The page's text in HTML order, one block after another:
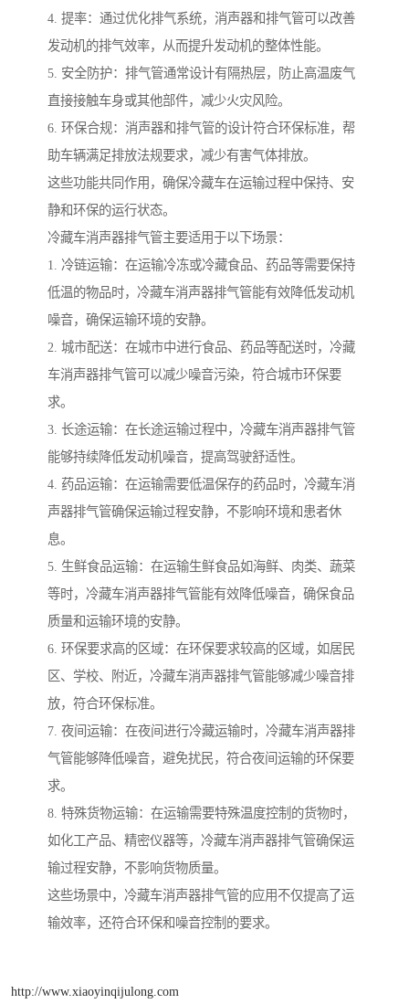
4. 提率：通过优化排气系统，消声器和排气管可以改善
发动机的排气效率，从而提升发动机的整体性能。
5. 安全防护：排气管通常设计有隔热层，防止高温废气
直接接触车身或其他部件，减少火灾风险。
6. 环保合规：消声器和排气管的设计符合环保标准，帮
助车辆满足排放法规要求，减少有害气体排放。
这些功能共同作用，确保冷藏车在运输过程中保持、安
静和环保的运行状态。
冷藏车消声器排气管主要适用于以下场景：
1. 冷链运输：在运输冷冻或冷藏食品、药品等需要保持
低温的物品时，冷藏车消声器排气管能有效降低发动机
噪音，确保运输环境的安静。
2. 城市配送：在城市中进行食品、药品等配送时，冷藏
车消声器排气管可以减少噪音污染，符合城市环保要
求。
3. 长途运输：在长途运输过程中，冷藏车消声器排气管
能够持续降低发动机噪音，提高驾驶舒适性。
4. 药品运输：在运输需要低温保存的药品时，冷藏车消
声器排气管确保运输过程安静，不影响环境和患者休
息。
5. 生鲜食品运输：在运输生鲜食品如海鲜、肉类、蔬菜
等时，冷藏车消声器排气管能有效降低噪音，确保食品
质量和运输环境的安静。
6. 环保要求高的区域：在环保要求较高的区域，如居民
区、学校、附近，冷藏车消声器排气管能够减少噪音排
放，符合环保标准。
7. 夜间运输：在夜间进行冷藏运输时，冷藏车消声器排
气管能够降低噪音，避免扰民，符合夜间运输的环保要
求。
8. 特殊货物运输：在运输需要特殊温度控制的货物时，
如化工产品、精密仪器等，冷藏车消声器排气管确保运
输过程安静，不影响货物质量。
这些场景中，冷藏车消声器排气管的应用不仅提高了运
输效率，还符合环保和噪音控制的要求。
http://www.xiaoyinqijulong.com